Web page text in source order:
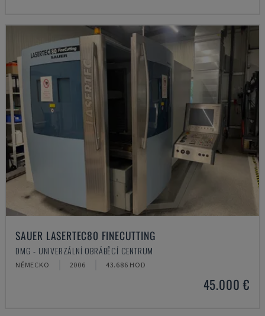
SAUER LASERTEC80 FINECUTTING
DMG - UNIVERZÁLNÍ OBRÁBĚCÍ CENTRUM
NĚMECKO 2006 43.686 HOD
45.000 €